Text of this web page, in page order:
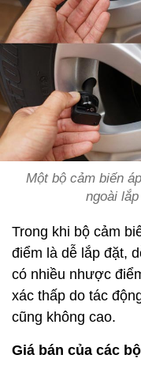
Một bộ cảm biến
ngoài
Trong khi bộ cảm
điểm là dễ lắp đặt,
có nhiều nhược
xác thấp do tác
cũng không cao.
Giá bán của các